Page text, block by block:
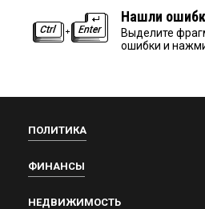
Нашли
Выделите
ошибки и
ПОЛИТИКА
ФИНАНСЫ
НЕДВИЖИМОСТЬ